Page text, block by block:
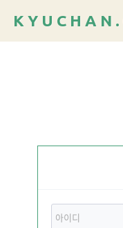
K Y U C H A N .